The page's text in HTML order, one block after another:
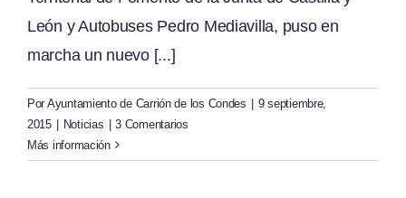
León y Autobuses Pedro Mediavilla, puso en
marcha un nuevo [...]
Por Ayuntamiento de Carrión de los Condes
9 septiembre,
2015
Noticias
3 Comentarios
Más información